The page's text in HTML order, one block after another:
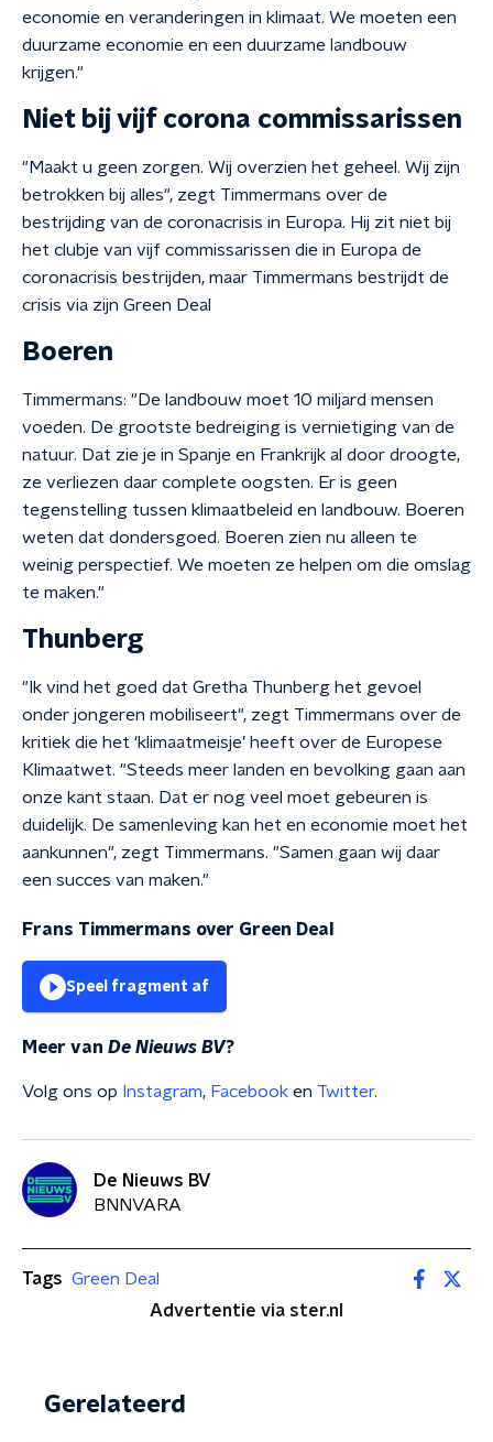
economie en veranderingen in klimaat. We moeten een
duurzame economie en een duurzame landbouw
krijgen."
Niet bij vijf corona commissarissen
"Maakt u geen zorgen. Wij overzien het geheel. Wij zijn
betrokken bij alles", zegt Timmermans over de
bestrijding van de coronacrisis in Europa. Hij zit niet bij
het clubje van vijf commissarissen die in Europa de
coronacrisis bestrijden, maar Timmermans bestrijdt de
crisis via zijn Green Deal
Boeren
Timmermans: "De landbouw moet 10 miljard mensen
voeden. De grootste bedreiging is vernietiging van de
natuur. Dat zie je in Spanje en Frankrijk al door droogte,
ze verliezen daar complete oogsten. Er is geen
tegenstelling tussen klimaatbeleid en landbouw. Boeren
weten dat dondersgoed. Boeren zien nu alleen te
weinig perspectief. We moeten ze helpen om die omslag
te maken."
Thunberg
"Ik vind het goed dat Gretha Thunberg het gevoel
onder jongeren mobiliseert", zegt Timmermans over de
kritiek die het ‘klimaatmeisje’ heeft over de Europese
Klimaatwet. "Steeds meer landen en bevolking gaan aan
onze kant staan. Dat er nog veel moet gebeuren is
duidelijk. De samenleving kan het en economie moet het
aankunnen", zegt Timmermans. "Samen gaan wij daar
een succes van maken."
Frans Timmermans over Green Deal
Speel fragment af
Meer van De Nieuws BV?
Volg ons op Instagram, Facebook en Twitter.
De Nieuws BV
BNNVARA
Tags Green Deal
Advertentie via ster.nl
Gerelateerd